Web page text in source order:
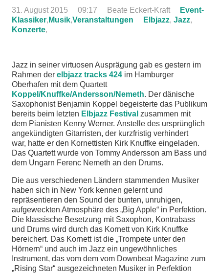
31. August 2015 09:17 Beate Eckert-Kraft
Event-
Klassiker, Musik,Veranstaltungen Elbjazz, Jazz,
Konzerte,
Jazz in seiner virtuosen Ausprägung gab es gestern im
Rahmen der elbjazz tracks 424 im Hamburger
Oberhafen mit dem Quartett
Koppel/Knuffke/Andersson/Nemeth. Der dänische
Saxophonist Benjamin Koppel begeisterte das Publikum
bereits beim letzten Elbjazz Festival zusammen mit
dem Pianisten Kenny Werner. Anstelle des ursprünglich
angekündigten Gitarristen, der kurzfristig verhindert
war, hatte er den Kornettisten Kirk Knuffke eingeladen.
Das Quartett wurde von Tommy Andersson am Bass und
dem Ungarn Ferenc Nemeth an den Drums.
Die aus verschiedenen Ländern stammenden Musiker
haben sich in New York kennen gelernt und
repräsentieren den Sound der bunten, unruhigen,
aufgeweckten Atmosphäre des „Big Apple“ in Perfektion.
Die klassische Besetzung mit Saxophon, Kontrabass
und Drums wird durch das Kornett von Kirk Knuffke
bereichert. Das Kornett ist die „Trompete unter den
Hörnern“ und auch im Jazz ein ungewöhnliches
Instrument, das vom dem vom Downbeat Magazine zum
„Rising Star“ ausgezeichneten Musiker in Perfektion